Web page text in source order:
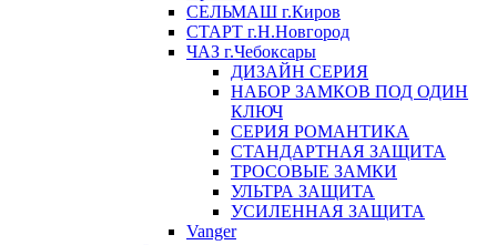
СЕЛЬМАШ г.Киров
СТАРТ г.Н.Новгород
ЧАЗ г.Чебоксары
ДИЗАЙН СЕРИЯ
НАБОР ЗАМКОВ ПОД ОДИН
КЛЮЧ
СЕРИЯ РОМАНТИКА
СТАНДАРТНАЯ ЗАЩИТА
ТРОСОВЫЕ ЗАМКИ
УЛЬТРА ЗАЩИТА
УСИЛЕННАЯ ЗАЩИТА
Vanger